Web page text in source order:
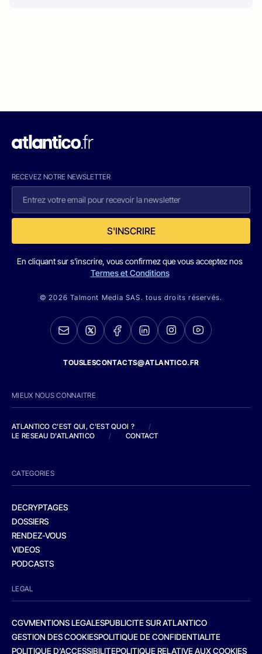
RECEVEZ NOTRE NEWSLETTER
S'INSCRIRE
En cliquant sur s'inscrire, vous confirmez que vous acceptez nos
Termes et Conditions
© 2026 Talmont Media SAS. tous droits réservés.
TOUSLESCONTACTS@ATLANTICO.FR
MIEUX NOUS CONNAITRE
ATLANTICO C'EST QUI, C'EST QUOI ?
/
LE RESEAU D'ATLANTICO
/ CONTACT
CATEGORIES
DECRYPTAGES
DOSSIERS
RENDEZ-VOUS
VIDEOS
PODCASTS
LEGAL
CGVMENTIONS LEGALESPUBLICITE SUR ATLANTICO
GESTION DES COOKIESPOLITIQUE DE CONFIDENTIALITE
POLITIQUE D’ACCESSIBILITEPOLITIQUE RELATIVE AUX COOKIES